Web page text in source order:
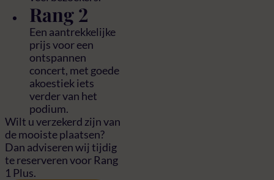
Rang 2
Een aantrekkelijke
prijs voor een
ontspannen
concert, met goede
akoestiek iets
verder van het
podium.
Wilt u verzekerd zijn van
de mooiste plaatsen?
Dan adviseren wij tijdig
te reserveren voor Rang
1 Plus.